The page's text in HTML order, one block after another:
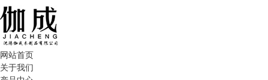
网站首页
关于我们